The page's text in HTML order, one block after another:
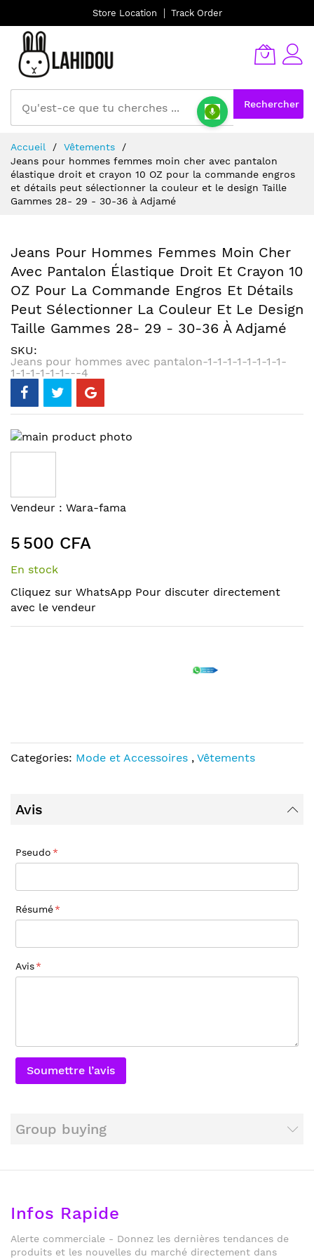
Store Location Track Order
Rechercher
au
contenu
Accueil
Vêtements
Jeans pour hommes femmes moin cher avec pantalon
élastique droit et crayon 10 OZ pour la commande engros
et détails peut sélectionner la couleur et le design Taille
Gammes 28- 29 - 30-36 à Adjamé
Jeans Pour Hommes Femmes Moin Cher
Avec Pantalon Élastique Droit Et Crayon 10
OZ Pour La Commande Engros Et Détails
Peut Sélectionner La Couleur Et Le Design
Taille Gammes 28- 29 - 30-36 À Adjamé
SKU
Jeans pour hommes avec pantalon-1-1-1-1-1-1-1-1-
1-1-1-1-1-1---4
Skip
to
of
the
gallery
Skip
the
beginning
of
images
gallery
Vendeur : Wara-fama
5 500 CFA
En stock
Cliquez sur WhatsApp Pour discuter directement
avec le vendeur
Categories: Mode et Accessoires , Vêtements
Avis
Pseudo
Résumé
Avis
Soumettre l’avis
Group buying
Infos Rapide
Alerte commerciale - Donnez les dernières tendances de
produits et les nouvelles du marché directement dans